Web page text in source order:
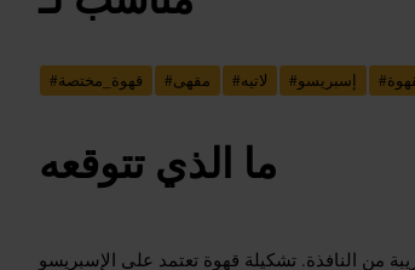
#قهوة_مختصة #مقهى #لاتيه #إسبريسو #
ما الذي تتوقعه
من النافذة. تشكيلة قهوة تعتمد على الإسبريسو